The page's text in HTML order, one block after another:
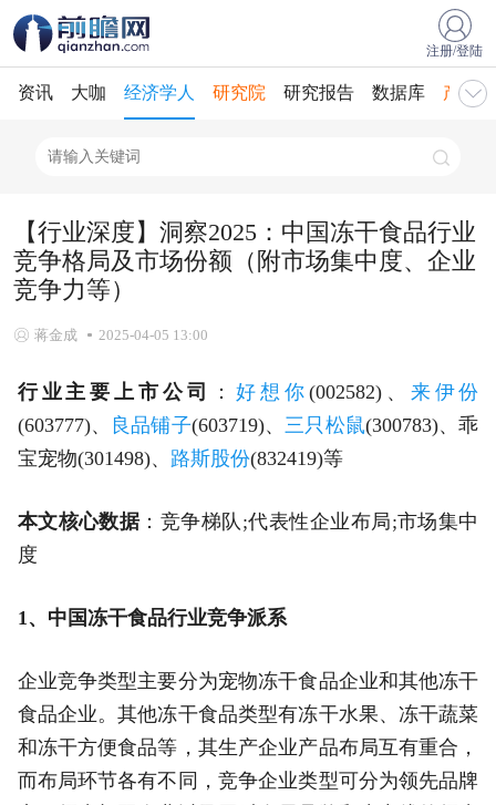
注册/登陆
资讯 大咖 经济学人 研究院 研究报告 数据库 产业
【行业深度】洞察2025：中国冻干食品行业
竞争格局及市场份额（附市场集中度、企业
竞争力等）
蒋金成 2025-04-05 13:00
行业主要上市公司 ： 好想你 (002582)、 来伊份
(603777)、
良品铺子(603719)、 三只松鼠(300783)、乖
宝宠物(301498)、 路斯股份(832419)等
本文核心数据：竞争梯队;代表性企业布局;市场集中
度
1、中国冻干食品行业竞争派系
企业竞争类型主要分为宠物冻干食品企业和其他冻干
食品企业。其他冻干食品类型有冻干水果、冻干蔬菜
和冻干方便食品等，其生产企业产品布局互有重合，
而布局环节各有不同，竞争企业类型可分为领先品牌